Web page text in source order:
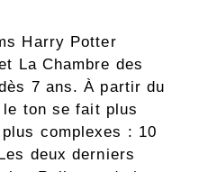
Harry Potter
La Chambre des
7 ans. À partir du
le ton se fait plus
complexes : 10
deux derniers